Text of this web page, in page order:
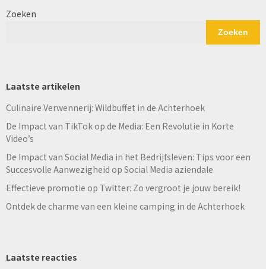
Zoeken
Zoeken
Laatste artikelen
Culinaire Verwennerij: Wildbuffet in de Achterhoek
De Impact van TikTok op de Media: Een Revolutie in Korte
Video’s
De Impact van Social Media in het Bedrijfsleven: Tips voor een
Succesvolle Aanwezigheid op Social Media aziendale
Effectieve promotie op Twitter: Zo vergroot je jouw bereik!
Ontdek de charme van een kleine camping in de Achterhoek
Laatste reacties